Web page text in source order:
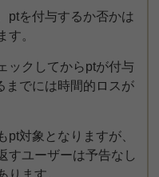
ptを付与するか否かは
す。
ックしてからptが付与
までには時間的ロスが
pt対象となりますが、
すユーザーは予告なし